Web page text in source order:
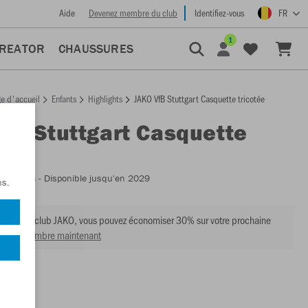
Aide Devenez membre du club Identifiez-vous FR
CHAUSSURES
1
d'accueil Enfants Highlights JAKO VfB Stuttgart Casquette tricotée
VfB Stuttgart Casquette
ST1223 - Disponible jusqu'en 2029
du club JAKO, vous pouvez économiser 30% sur votre prochaine
membre maintenant